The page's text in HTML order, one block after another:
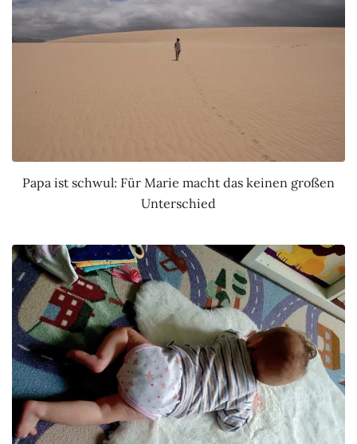
Papa ist schwul: Für Marie macht das keinen großen
Unterschied